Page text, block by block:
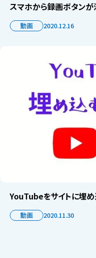
スマホから録画ボタンが
動画 2020.12.16
YouTubeをサイトに埋
動画 2020.11.30